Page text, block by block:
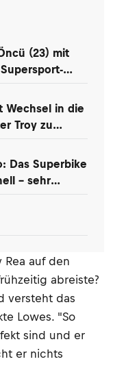
(23) mit
Wechsel in die
Troy zu
Das Superbike
– sehr
Rea auf den
abreiste?
versteht das
Lowes. "So
sind und er
er nichts